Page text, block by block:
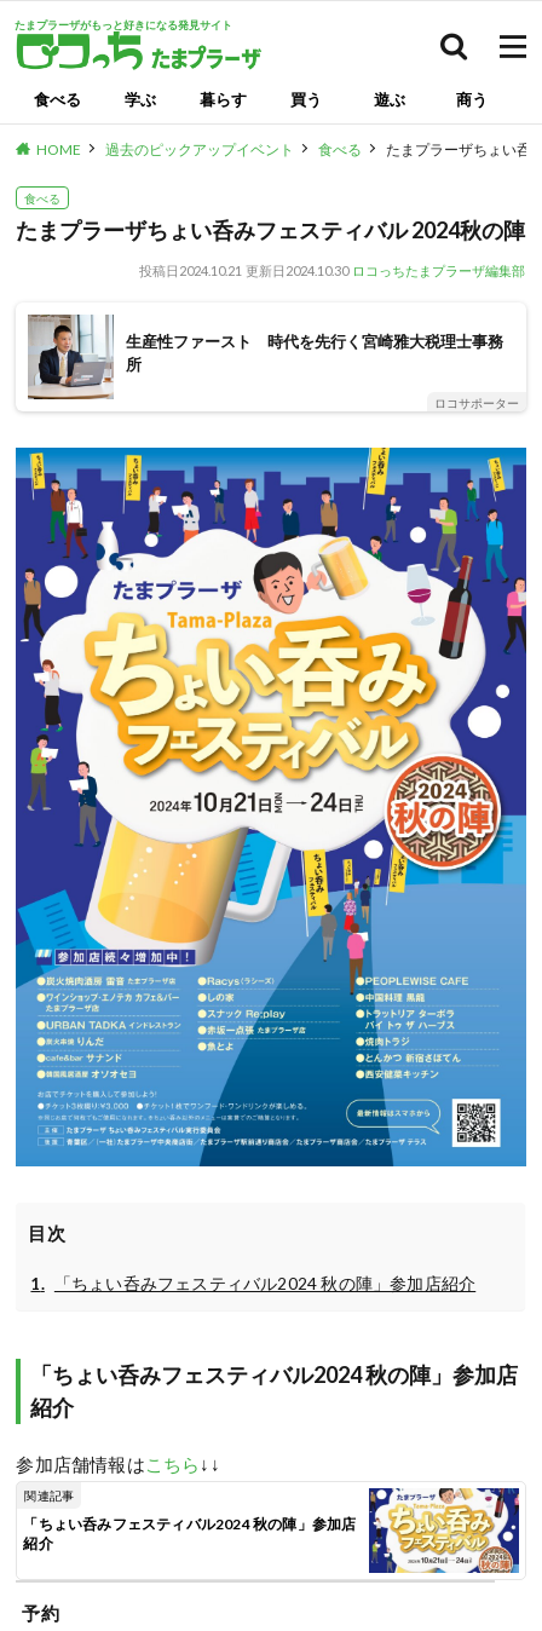
たまプラーザがもっと好きになる発見サイト
食べる 学ぶ 暮らす 買う 遊ぶ 商う
HOME 過去のピックアップイベント 食べる たまプラーザちょい呑
食べる
たまプラーザちょい呑みフェスティバル 2024秋の陣
投稿日 2024.10.21 更新日 2024.10.30 ロコっちたまプラーザ編集部
生産性ファースト 時代を先行く宮崎雅大税理士事務
所
ロコサポーター
目次
「ちょい呑みフェスティバル2024 秋の陣」参加店紹介
「ちょい呑みフェスティバル2024 秋の陣」参加店
紹介
参加店舗情報はこちら ↓↓
関連記事
「ちょい呑みフェスティバル2024 秋の陣」参加店
紹介
予約